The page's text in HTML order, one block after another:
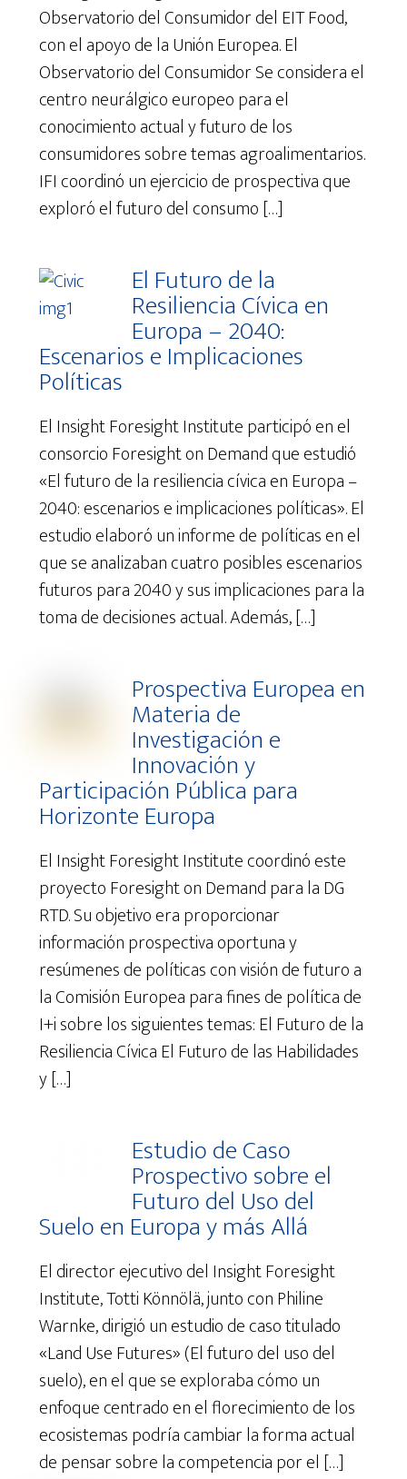
Observatorio del Consumidor del EIT Food,
con el apoyo de la Unión Europea. El
Observatorio del Consumidor Se considera el
centro neurálgico europeo para el
conocimiento actual y futuro de los
consumidores sobre temas agroalimentarios.
IFI coordinó un ejercicio de prospectiva que
exploró el futuro del consumo […]
El Futuro de la
Resiliencia Cívica en
Europa – 2040:
Escenarios e Implicaciones
Políticas
El Insight Foresight Institute participó en el
consorcio Foresight on Demand que estudió
«El futuro de la resiliencia cívica en Europa –
2040: escenarios e implicaciones políticas». El
estudio elaboró un informe de políticas en el
que se analizaban cuatro posibles escenarios
futuros para 2040 y sus implicaciones para la
toma de decisiones actual. Además, […]
Prospectiva Europea en
Materia de
Investigación e
Innovación y
Participación Pública para
Horizonte Europa
El Insight Foresight Institute coordinó este
proyecto Foresight on Demand para la DG
RTD. Su objetivo era proporcionar
información prospectiva oportuna y
resúmenes de políticas con visión de futuro a
la Comisión Europea para fines de política de
I+i sobre los siguientes temas: El Futuro de la
Resiliencia Cívica El Futuro de las Habilidades
y […]
Estudio de Caso
Prospectivo sobre el
Futuro del Uso del
Suelo en Europa y más Allá
El director ejecutivo del Insight Foresight
Institute, Totti Könnölä, junto con Philine
Warnke, dirigió un estudio de caso titulado
«Land Use Futures» (El futuro del uso del
suelo), en el que se exploraba cómo un
enfoque centrado en el florecimiento de los
ecosistemas podría cambiar la forma actual
de pensar sobre la competencia por el […]